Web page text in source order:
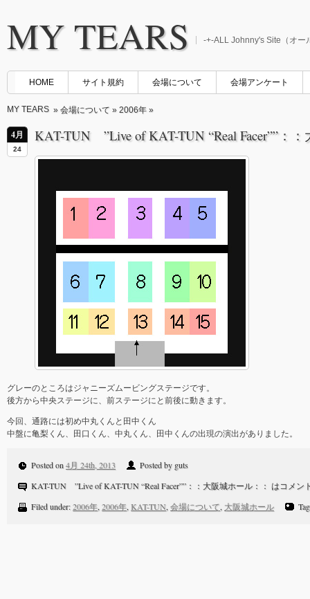
MY TEARS -+-ALL Johnny's Site（オー
HOME サイト規約 会場について 会場アンケート
MY TEARS » 会場について » 2006年 »
4月
24
KAT-TUN ”Live of KAT-TUN “Real Facer””：
グレーのところはジャニーズムービングステージです。
後方から中央ステージに、前ステージにと前後に動きます。
今回、通路には初め中丸くんと田中くん
中盤に亀梨くん、田口くん、中丸くん、田中くんの出現の演出がありました。
Posted on4月 24th, 2013
Posted by guts
KAT-TUN ”Live of KAT-TUN “Real Facer””：：大阪城ホール：： はコメン
Filed under:2006年, 2006年, KAT-TUN, 会場について, 大阪城ホール